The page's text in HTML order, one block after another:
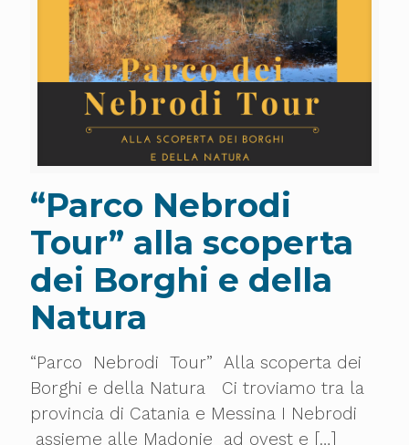
“Parco Nebrodi
Tour” alla scoperta
dei Borghi e della
Natura
“Parco Nebrodi Tour” Alla scoperta dei
Borghi e della Natura Ci troviamo tra la
provincia di Catania e Messina I Nebrodi
assieme alle Madonie ad ovest e […]